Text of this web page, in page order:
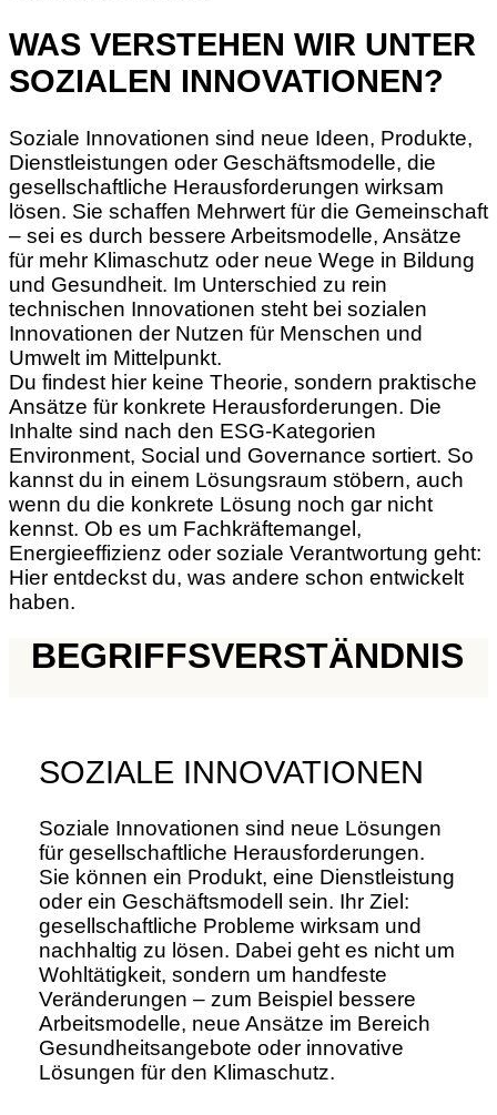
WAS VERSTEHEN WIR UNTER
SOZIALEN INNOVATIONEN?
Soziale Innovationen sind neue Ideen, Produkte,
Dienstleistungen oder Geschäftsmodelle, die
gesellschaftliche Herausforderungen wirksam
lösen. Sie schaffen Mehrwert für die Gemeinschaft
– sei es durch bessere Arbeitsmodelle, Ansätze
für mehr Klimaschutz oder neue Wege in Bildung
und Gesundheit. Im Unterschied zu rein
technischen Innovationen steht bei sozialen
Innovationen der Nutzen für Menschen und
Umwelt im Mittelpunkt.
Du findest hier keine Theorie, sondern praktische
Ansätze für konkrete Herausforderungen. Die
Inhalte sind nach den ESG-Kategorien
Environment, Social und Governance sortiert. So
kannst du in einem Lösungsraum stöbern, auch
wenn du die konkrete Lösung noch gar nicht
kennst. Ob es um Fachkräftemangel,
Energieeffizienz oder soziale Verantwortung geht:
Hier entdeckst du, was andere schon entwickelt
haben.
BEGRIFFSVERSTÄNDNIS
SOZIALE INNOVATIONEN
Soziale Innovationen sind neue Lösungen
für gesellschaftliche Herausforderungen.
Sie können ein Produkt, eine Dienstleistung
oder ein Geschäftsmodell sein. Ihr Ziel:
gesellschaftliche Probleme wirksam und
nachhaltig zu lösen. Dabei geht es nicht um
Wohltätigkeit, sondern um handfeste
Veränderungen – zum Beispiel bessere
Arbeitsmodelle, neue Ansätze im Bereich
Gesundheitsangebote oder innovative
Lösungen für den Klimaschutz.